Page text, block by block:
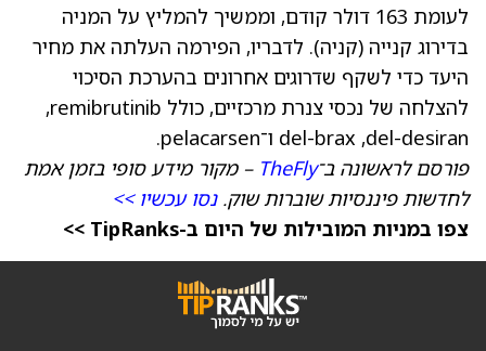
לעומת 163 דולר קודם, וממשיך להמליץ על המניה
בדירוג קנייה (קניה). לדבריו, הפירמה העלתה את מחיר
היעד כדי לשקף שדרוגים אחרונים בהערכת הסיכוי
להצלחה של נכסי צנרת מרכזיים, כולל remibrutinib,
פורסם לראשונה ב־TheFly – מקור מידע סופי בזמן אמת
לחדשות פיננסיות שוברות שוק.נסו עכשיו >>
צפו במניות המובילות של היום ב-TipRanks >>